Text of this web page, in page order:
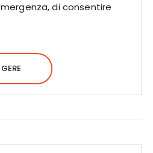
di consentire